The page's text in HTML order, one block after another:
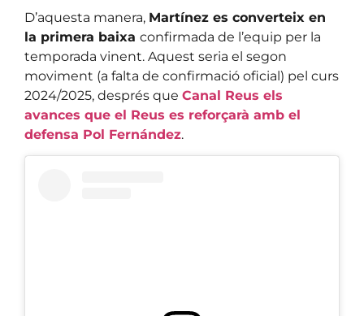
D’aquesta manera, Martínez es converteix en
la primera baixa confirmada de l’equip per la
temporada vinent. Aquest seria el segon
moviment (a falta de confirmació oficial) pel curs
2024/2025, després que Canal Reus els
avances que el Reus es reforçarà amb el
defensa Pol Fernández.